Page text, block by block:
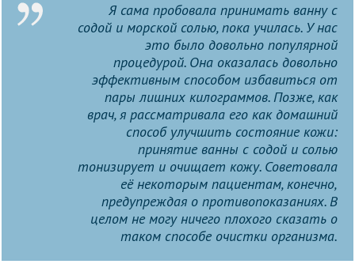
Я сама пробовала принимать ванну с
содой и морской солью, пока училась. У нас
это было довольно популярной
процедурой. Она оказалась довольно
эффективным способом избавиться от
пары лишних килограммов. Позже, как
врач, я рассматривала его как домашний
способ улучшить состояние кожи:
принятие ванны с содой и солью
тонизирует и очищает кожу. Советовала
её некоторым пациентам, конечно,
предупреждая о противопоказаниях. В
целом не могу ничего плохого сказать о
таком способе очистки организма.